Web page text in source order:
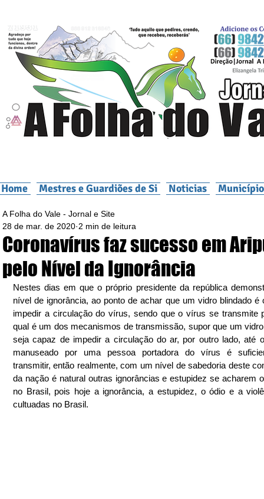
Home Mestres e Guardiões de Si Noticias
Coronavírus faz sucesso em
pelo Nível da Ignorância
A Folha do Vale - Jornal e Site
28 de mar. de 2020 2 min de leitura
Nestes dias em que o próprio presidente da república
nível de ignorância, ao ponto de achar que um vidro blindado é
impedir a circulação do vírus, sendo que o vírus se transmite
qual é um dos mecanismos de transmissão, supor que um
seja capaz de impedir a circulação do ar, por outro lado, até
manuseado por uma pessoa portadora do vírus é
transmitir, então realmente, com um nível de sabedoria deste
da nação é natural outras ignorâncias e estupidez se acharem
no Brasil, pois hoje a ignorância, a estupidez, o ódio e a
cultuadas no Brasil.